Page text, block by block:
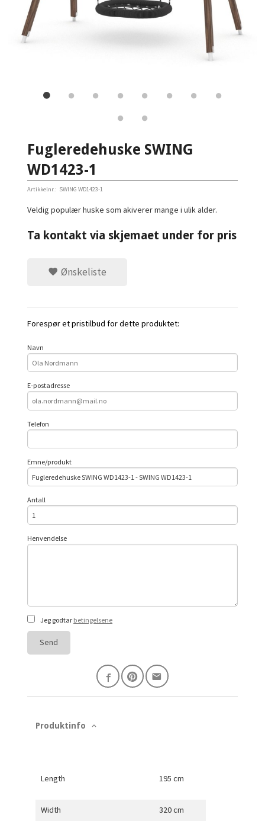
Fugleredehuske SWING
WD1423-1
Artikkelnr.: SWING WD1423-1
Veldig populær huske som akiverer mange i ulik alder.
Ta kontakt via skjemaet under for pris
Ønskeliste
Forespør et pristilbud for dette produktet:
Navn
E-postadresse
Telefon
Emne/produkt
Antall
Henvendelse
Jeg godtar betingelsene
Send
Produktinfo
Length 195 cm
Width 320 cm